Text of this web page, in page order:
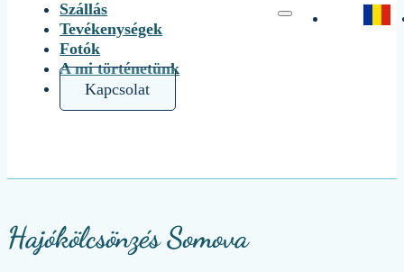
Szállás
Tevékenységek
Fotók
A mi történetünk
Kapcsolat
Hajókölcsönzés Somova